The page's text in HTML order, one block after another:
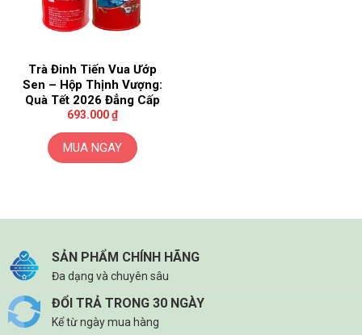
Trà Đinh Tiến Vua Ướp
Sen – Hộp Thịnh Vượng:
Quà Tết 2026 Đẳng Cấp
693.000₫
MUA NGAY
SẢN PHẨM CHÍNH HÃNG
Đa dạng và chuyên sâu
ĐỔI TRẢ TRONG 30 NGÀY
Kể từ ngày mua hàng